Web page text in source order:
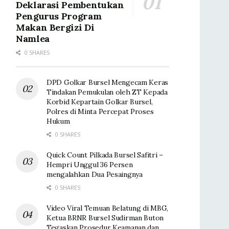
Deklarasi Pembentukan
Pengurus Program
Makan Bergizi Di
Namlea
0 SHARES
DPD Golkar Bursel Mengecam Keras
Tindakan Pemukulan oleh ZT Kepada
Korbid Kepartain Golkar Bursel,
Polres di Minta Percepat Proses
Hukum
0 SHARES
Quick Count Pilkada Bursel Safitri –
Hempri Unggul 36 Persen
mengalahkan Dua Pesaingnya
0 SHARES
Video Viral Temuan Belatung di MBG,
Ketua BRNR Bursel Sudirman Buton